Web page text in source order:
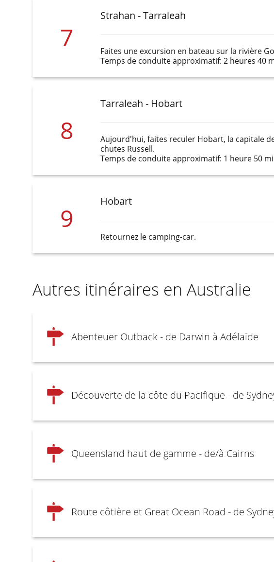
7
Strahan - Tarraleah
Faites une excursion en bateau sur la rivière
Temps de conduite approximatif: 2 heures 40
8
Tarraleah - Hobart
Aujourd'hui, faites reculer Hobart, la capitale
chutes Russell.
Temps de conduite approximatif: 1 heure 50
9
Hobart
Retournez le camping-car.
Autres itinéraires en Australie
Abenteuer Outback - de Darwin à Adélaïde
Découverte de la côte du Pacifique - de
Queensland haut de gamme - de/à Cairns
Route côtière et Great Ocean Road - de